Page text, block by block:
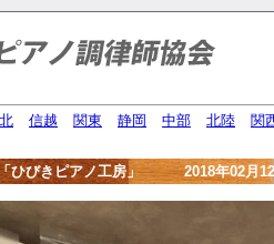
信越 関東 静岡 中部 北陸 関
「ひびきピアノ工房」 2018年02月12